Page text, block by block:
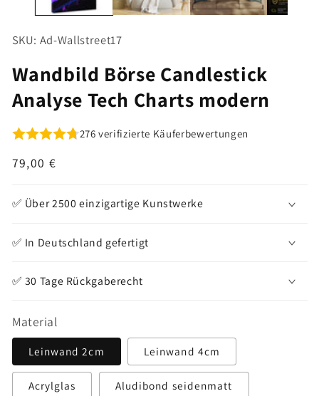
SKU: Ad-Wallstreet17
Wandbild Börse Candlestick
Analyse Tech Charts modern
276 verifizierte Käuferbewertungen
Normaler
79,00 €
✅ Über 2500 einzigartige Kunstwerke
✅ In Deutschland gefertigt
✅ 30 Tage Rückgaberecht
Material
Leinwand 2cm Leinwand 4cm
Acrylglas Aludibond seidenmatt